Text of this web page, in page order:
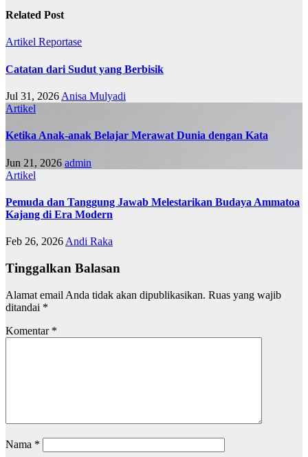
Related Post
Artikel Reportase
Catatan dari Sudut yang Berbisik
Jul 31, 2026 Anisa Mulyadi
Artikel
Ketika Anak-anak Belajar Merawat Dunia dengan Kata
Jun 21, 2026 admin
Artikel
Pemuda dan Tanggung Jawab Melestarikan Budaya Ammatoa
Kajang di Era Modern
Feb 26, 2026 Andi Raka
Tinggalkan Balasan
Alamat email Anda tidak akan dipublikasikan. Ruas yang wajib
ditandai *
Komentar *
Nama *